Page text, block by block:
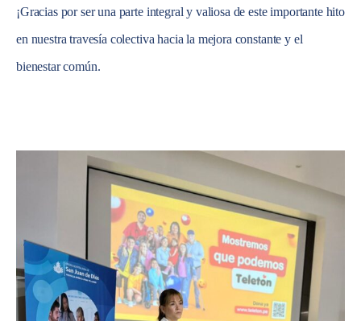
¡Gracias por ser una parte integral y valiosa de este importante hito
en nuestra travesía colectiva hacia la mejora constante y el
bienestar común.